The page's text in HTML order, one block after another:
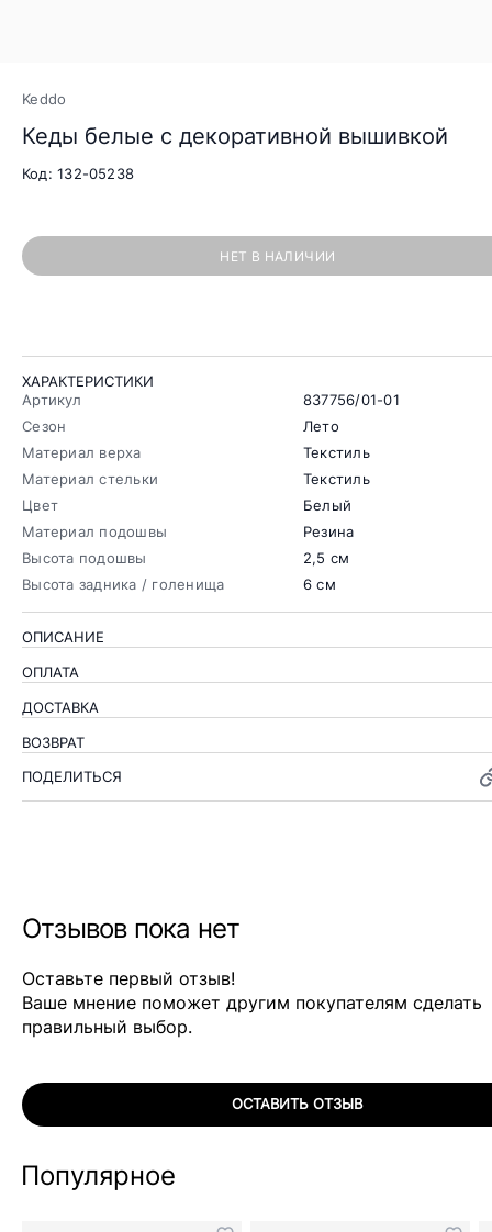
Keddo
Кеды белые с декоративной вышивкой
Код: 132-05238
НЕТ В НАЛИЧИИ
ХАРАКТЕРИСТИКИ
Артикул
837756/01-01
Сезон
Лето
Материал верха
Текстиль
Материал стельки
Текстиль
Цвет
Белый
Материал подошвы
Резина
Высота подошвы
2,5 см
Высота задника / голенища
6 см
ОПИСАНИЕ
ОПЛАТА
ДОСТАВКА
ВОЗВРАТ
ПОДЕЛИТЬСЯ
Отзывов пока нет
Оставьте первый отзыв!
Ваше мнение поможет другим покупателям сделать
правильный выбор.
ОСТАВИТЬ ОТЗЫВ
Популярное